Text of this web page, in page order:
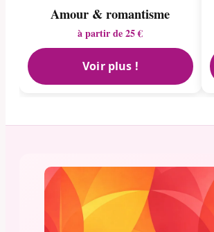
Amour & romantisme
à partir de 25 €
Voir plus !